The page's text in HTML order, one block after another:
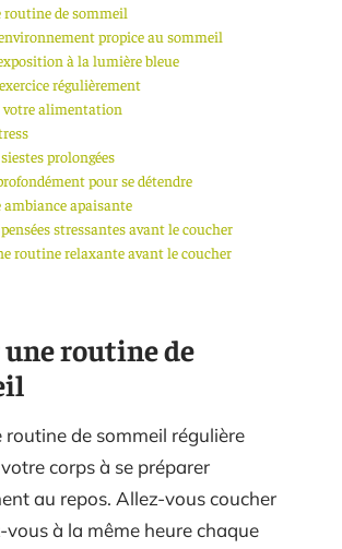
routine de sommeil
propice au sommeil
à la lumière bleue
régulièrement
votre alimentation
prolongées
pour se détendre
ambiance apaisante
stressantes avant le coucher
routine relaxante avant le coucher
une routine de
routine de sommeil régulière
corps à se préparer
au repos. Allez-vous coucher
vous à la même heure chaque